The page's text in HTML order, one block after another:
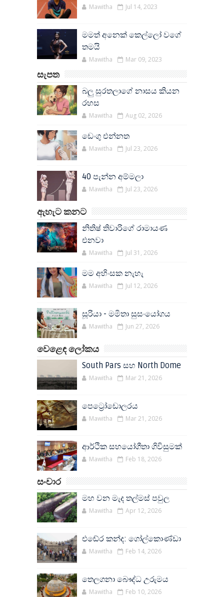
Mawitha Jul 14, 2023
මමත් අනෙක් කෙල්ලෝ වගේ
තමයි
Mawitha Mar 09, 2023
සැපත
බලු සුරතලාගේ නාසය කියන
රහස
Mawitha Aug 02, 2026
ඩෙංගු එන්නත
Mawitha Jul 23, 2026
40 පැන්න අම්මලා
Mawitha Jul 23, 2026
ඇහැට කනට
නිතිෂ් තිවාරිගේ රාමායණ
එනවා
Mawitha Jul 31, 2026
මම අහිංසක නැහැ
Mawitha Jul 12, 2026
සූරියා - මමිතා සුසංයෝගය
Mawitha Jun 27, 2026
වෙළෙඳ ලෝකය
South Pars සහ North Dome
Mawitha Mar 21, 2026
පෙට්‍රෝඩොලරය
Mawitha Mar 21, 2026
ආර්ථික සහයෝගීතා ගිවිසුමක්
Mawitha Feb 18, 2026
සංචාර
මහ වන මැද තල්මස් පවුල
Mawitha Apr 12, 2026
එඬේර කන්ද: ගෝල්කොණ්ඩා
Mawitha Feb 14, 2026
තෙලගනා බෞද්ධ උරුමය
Mawitha Feb 10, 2026